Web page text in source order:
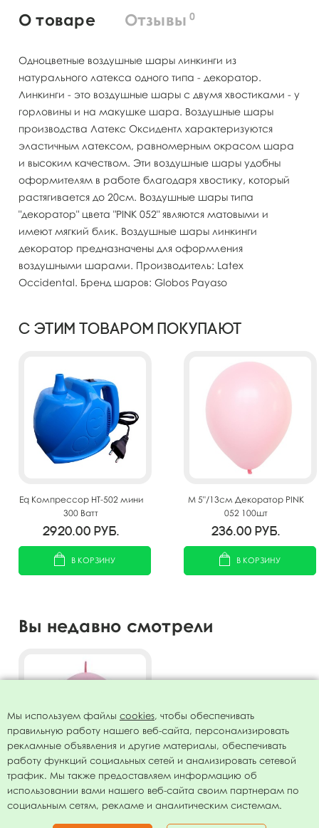
О товаре Отзывы 0
Одноцветные воздушные шары линкинги из
натурального латекса одного типа - декоратор.
Линкинги - это воздушные шары с двумя хвостиками - у
горловины и на макушке шара. Воздушные шары
производства Латекс Оксидентл характеризуются
эластичным латексом, равномерным окрасом шара
и высоким качеством. Эти воздушные шары удобны
оформителям в работе благодаря хвостику, который
растягивается до 20см. Воздушные шары типа
"декоратор" цвета "PINK 052" являются матовыми и
имеют мягкий блик. Воздушные шары линкинги
декоратор предназначены для оформления
воздушными шарами. Производитель: Latex
Occidental. Бренд шаров: Globos Payaso
С этим товаром покупают
Eq Компрессор HT-502 мини
300 Ватт
2920.00 руб.
В КОРЗИНУ
M 5"/13см Декоратор PINK
052 100шт
236.00 руб.
В КОРЗИНУ
Вы недавно смотрели
12"/30см Шар LINKING
Декоратор PINK 50шт
Мы используем файлы cookies, чтобы обеспечивать
правильную работу нашего веб-сайта, персонализировать
рекламные объявления и другие материалы, обеспечивать
работу функций социальных сетей и анализировать сетевой
трафик. Мы также предоставляем информацию об
использовании вами нашего веб-сайта своим партнерам по
социальным сетям, рекламе и аналитическим системам.